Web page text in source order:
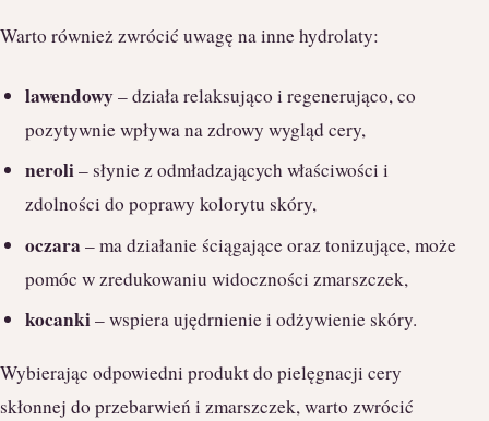
Warto również zwrócić uwagę na inne hydrolaty:
lawendowy– działa relaksująco i regenerująco, co
pozytywnie wpływa na zdrowy wygląd cery,
neroli– słynie z odmładzających właściwości i
zdolności do poprawy kolorytu skóry,
oczara – ma działanie ściągające oraz tonizujące, może
pomóc w zredukowaniu widoczności zmarszczek,
kocanki– wspiera ujędrnienie i odżywienie skóry.
Wybierając odpowiedni produkt do pielęgnacji cery
skłonnej do przebarwień i zmarszczek, warto zwrócić